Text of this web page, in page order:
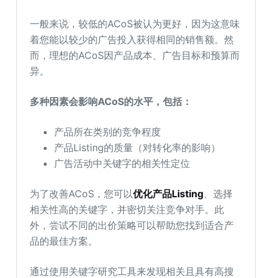
一般来说，较低的ACoS被认为更好，因为这意味
着您能以较少的广告投入获得相同的销售额。然
而，理想的ACoS因产品成本、广告目标和预算而
异。
多种因素会影响ACoS的水平，包括：
产品所在类别的竞争程度
产品Listing的质量（对转化率的影响）
广告活动中关键字的相关性定位
为了改善ACoS，您可以优化产品Listing 、选择
相关性高的关键字，并密切关注竞争对手。此
外，尝试不同的出价策略可以帮助您找到适合产
品的最佳方案。
通过使用关键字研究工具来发现相关且具有高搜